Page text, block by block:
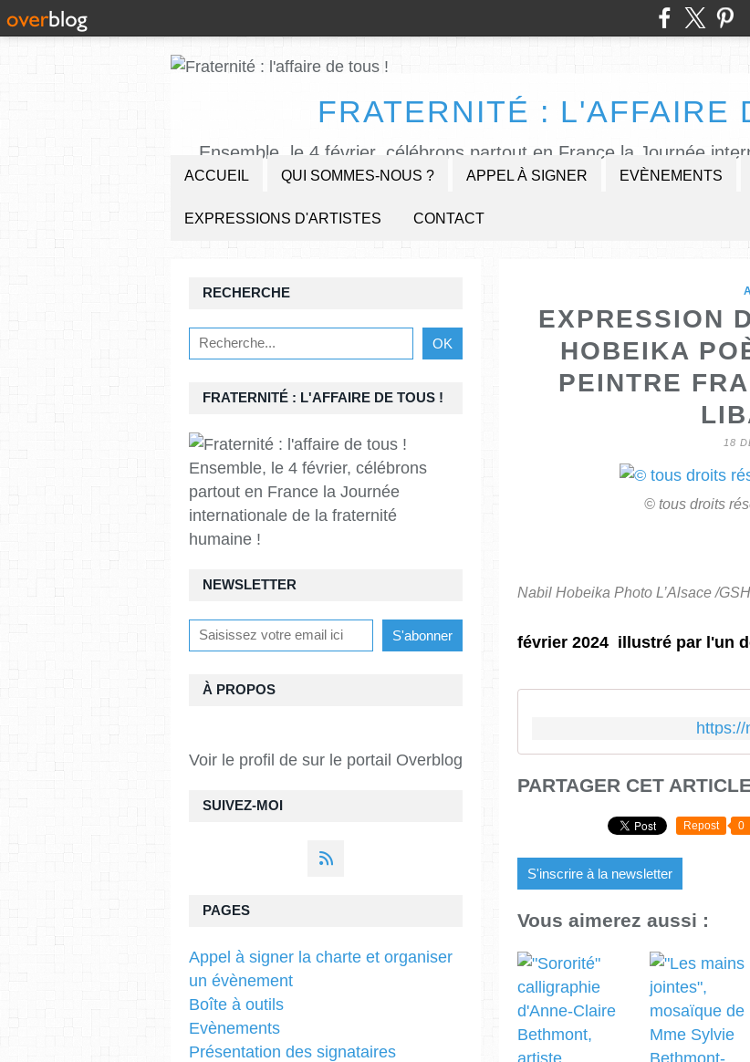
FRATERNITÉ : L'AFFAIRE
Ensemble, le 4 février, célébrons partout en France la Journée
ACCUEIL QUI SOMMES-NOUS ? APPEL À SIGNER EVÈNEMENTS
EXPRESSIONS D'ARTISTES CONTACT
EXPRESSION
HOBEIKA
PEINTRE
18
©️ tous droits
Nabil Hobeika Photo L’Alsace /GSH
février 2024 illustré par l'un
PARTAGER CET
Repost 0
S'inscrire à la newsletter
Vous aimerez aussi :
NEWSLETTER
SUIVEZ-MOI
RECHERCHE
FRATERNITÉ : L'AFFAIRE DE TOUS !
Ensemble, le 4 février, célébrons
partout en France la Journée
internationale de la fraternité
humaine !
À PROPOS
Voir le profil de sur le portail Overblog
PAGES
Appel à signer la charte et organiser
un évènement
Boîte à outils
Evènements
Présentation des signataires